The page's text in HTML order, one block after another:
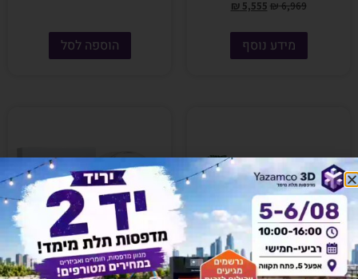
₪6,969
₪5,555
מידע נוסף הוספה לסל